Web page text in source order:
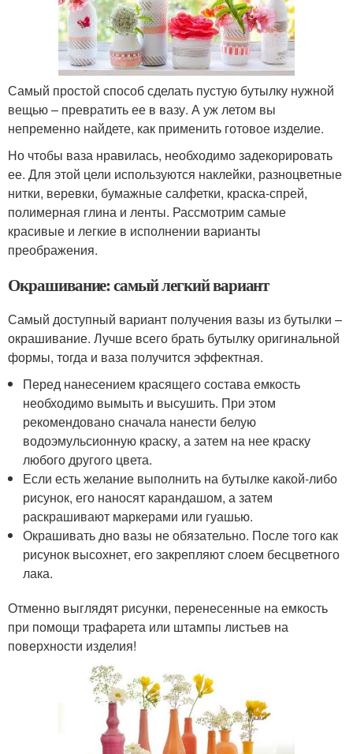
Самый простой способ сделать пустую бутылку нужной
вещью – превратить ее в вазу. А уж летом вы
непременно найдете, как применить готовое изделие.
Но чтобы ваза нравилась, необходимо задекорировать
ее. Для этой цели используются наклейки, разноцветные
нитки, веревки, бумажные салфетки, краска-спрей,
полимерная глина и ленты. Рассмотрим самые
красивые и легкие в исполнении варианты
преображения.
Окрашивание: самый легкий вариант
Самый доступный вариант получения вазы из бутылки –
окрашивание. Лучше всего брать бутылку оригинальной
формы, тогда и ваза получится эффектная.
Перед нанесением красящего состава емкость
необходимо вымыть и высушить. При этом
рекомендовано сначала нанести белую
водоэмульсионную краску, а затем на нее краску
любого другого цвета.
Если есть желание выполнить на бутылке какой-либо
рисунок, его наносят карандашом, а затем
раскрашивают маркерами или гуашью.
Окрашивать дно вазы не обязательно. После того как
рисунок высохнет, его закрепляют слоем бесцветного
лака.
Отменно выглядят рисунки, перенесенные на емкость
при помощи трафарета или штампы листьев на
поверхности изделия!